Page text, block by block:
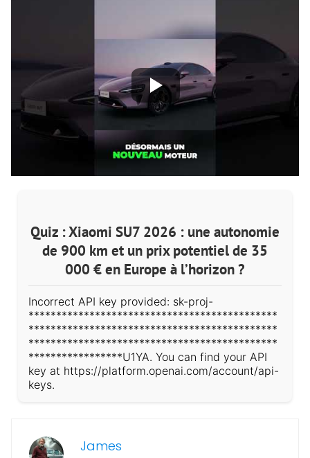
Quiz : Xiaomi SU7 2026 : une autonomie
de 900 km et un prix potentiel de 35
000 € en Europe à l’horizon ?
Incorrect API key provided: sk-proj-
*********************************************
*********************************************
*********************************************
*****************U1YA. You can find your API
key at https://platform.openai.com/account/api-
keys.
James